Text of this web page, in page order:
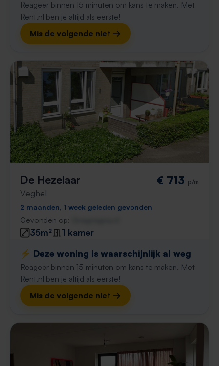
Reageer binnen 15 minuten om kans te maken. Met
Rent.nl ben je altijd als eerste!
Mis de volgende niet →
De Hezelaar
Veghel
€ 713 p/m
2 maanden, 1 week geleden gevonden
Gevonden op:
35m²
1 kamer
⚡️ Deze woning is waarschijnlijk al weg
Reageer binnen 15 minuten om kans te maken. Met
Rent.nl ben je altijd als eerste!
Mis de volgende niet →